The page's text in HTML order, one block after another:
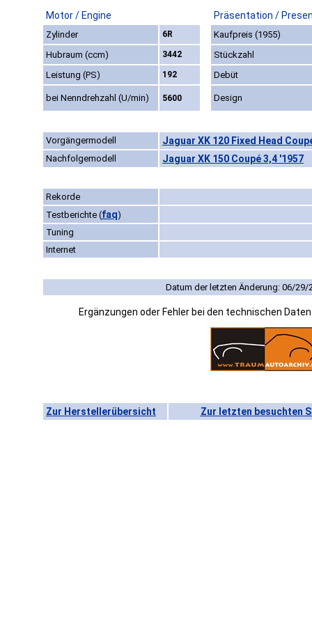
Motor / Engine Präsentation /
Zylinder 6R
Kaufpreis (1955)
Hubraum (ccm)
3442
Stückzahl
Leistung (PS)
192 Debüt
bei Nenndrehzahl (U/min) 5600 Design
Vorgängermodell Jaguar XK 120 Fixed Head
Nachfolgemodell Jaguar XK 150 Coupé 3,4 '1957
Rekorde
Testberichte (faq)
Tuning
Internet
Datum der letzten Änderung: 06/29/
Ergänzungen oder Fehler bei den technischen
Zur Herstellerübersicht Zur letzten besuchten